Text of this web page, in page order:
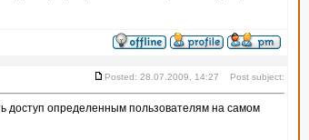
Posted: 28.07.2009, 14:27 Post subject:
доступ определенным пользователям на самом